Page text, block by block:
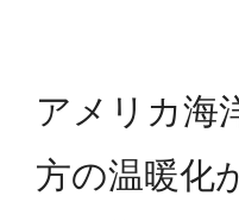
アメリカ海
方の温暖化